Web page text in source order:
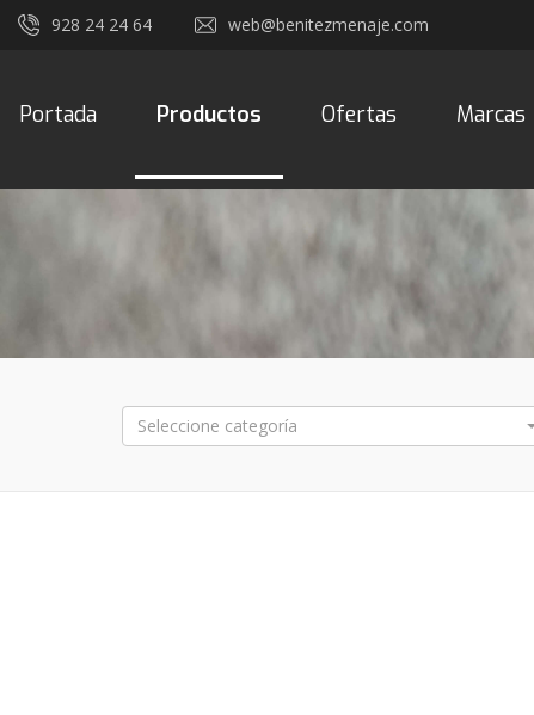
928 24 24 64 web@benitezmenaje.com
Portada Productos Ofertas Marcas
Seleccione categoría